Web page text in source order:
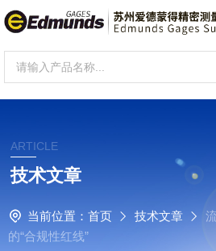
ARTICLE
技术文章
当前位置： 首页 技术文章
的“合规性红线”